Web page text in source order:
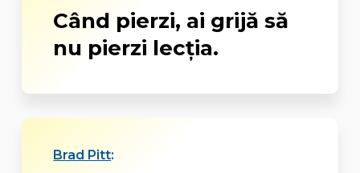
Când pierzi, ai grijă să
nu pierzi lecția.
Brad Pitt: